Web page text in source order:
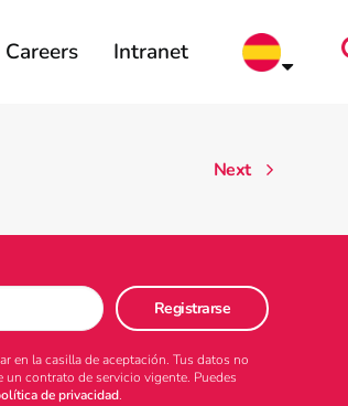
Careers Intranet
Next
en la casilla de aceptación. Tus datos no
contrato de servicio vigente. Puedes
de privacidad.